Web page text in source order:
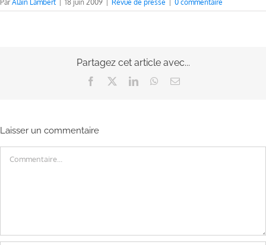
ParAlain Lambert 18 juin 2009 Revue de presse 0 commentaire
Partagez cet article avec...
Facebook LinkedInWhatsApp
Email
Laisser un commentaire